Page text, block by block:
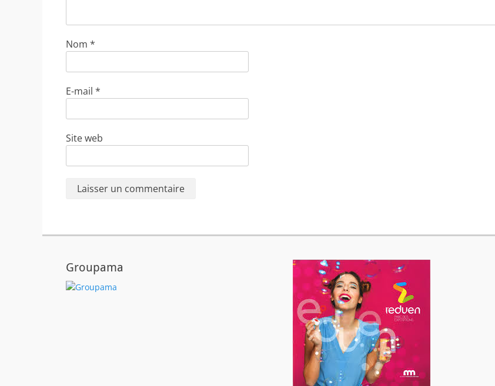
Nom *
E-mail *
Site web
Groupama